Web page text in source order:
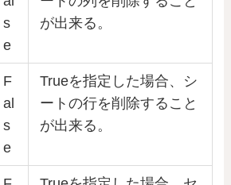
s
e
が出来る。
F
al
s
e
Trueを指定した場合、シ
ートの行を削除すること
が出来る。